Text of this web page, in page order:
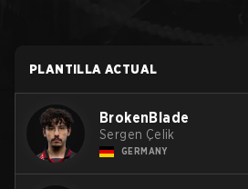
PLANTILLA ACTUAL
BrokenBlade
Sergen Çelik
GERMANY